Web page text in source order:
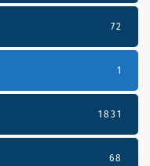
72
1
1831
68